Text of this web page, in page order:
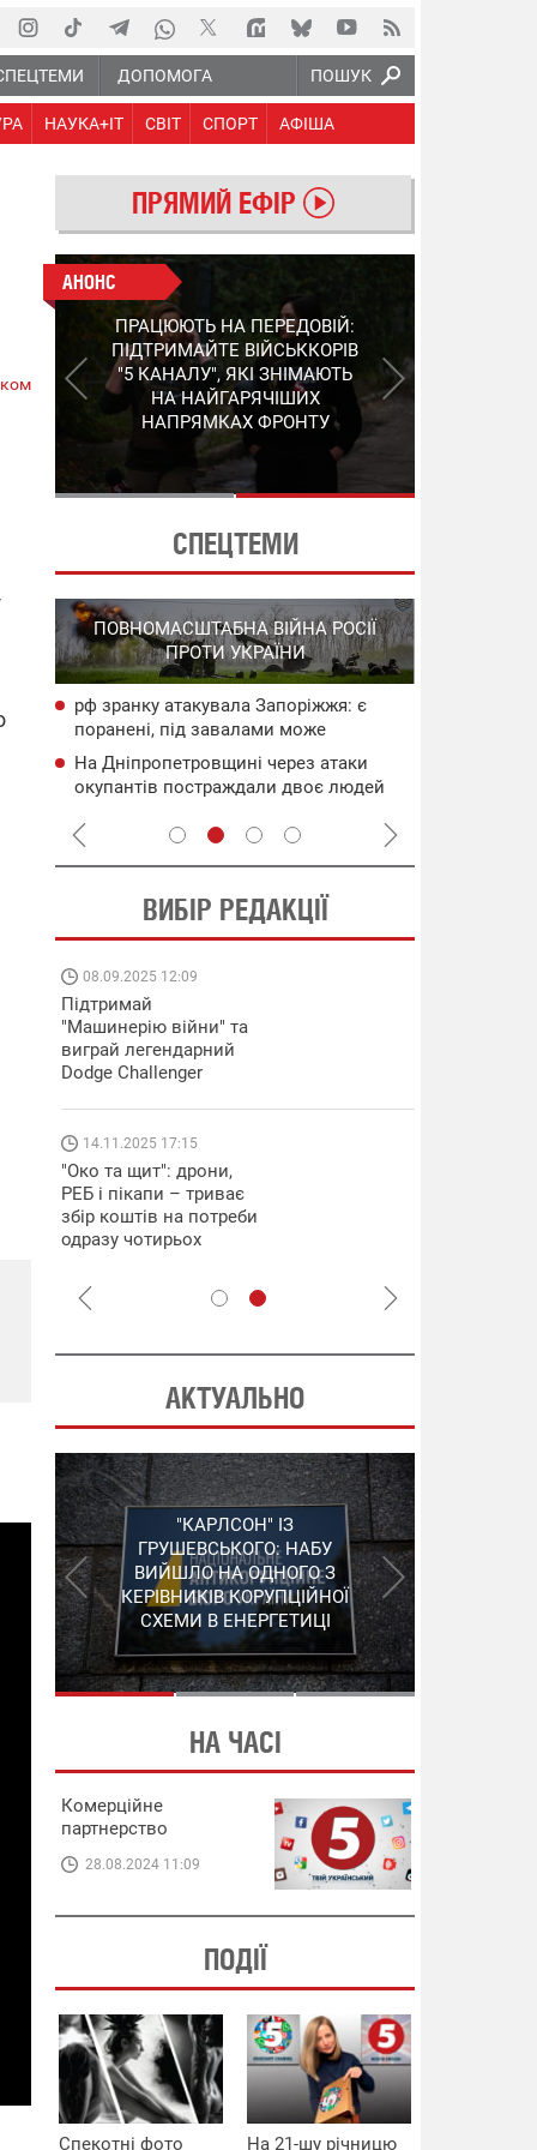
ПОШУК
ДОПОМОГА
НАУКА+IT СВІТ СПОРТ АФІША
ПРЯМИЙ ЕФІР
АНОНС
КІНЕЦЬ ВОРОЖИМ
"МОЛНІЯМ" ТА FPV: ЯК
УКРАЇНСЬКИЙ STEP-3
ЗМІНЮЄ ПРАВИЛА ГРИ –
ПОДРОБИЦІ ПРО
ПЕРЕХОПЛЮВАЧ
АНОНС
ПРАЦЮЮТЬ НА ПЕРЕДОВІЙ:
ПІДТРИМАЙТЕ ВІЙСЬККОРІВ
"5 КАНАЛУ", ЯКІ ЗНІМАЮТЬ
НА НАЙГАРЯЧІШИХ
НАПРЯМКАХ ФРОНТУ
СПЕЦТЕМИ
ПОВНОМАСШТАБНА ВІЙНА РОСІЇ
ПРОТИ УКРАЇНИ
рф зранку атакувала Запоріжжя: є
поранені, під завалами може
перебувати людина
На Дніпропетровщині через атаки
окупантів постраждали двоє людей
ВИБІР РЕДАКЦІЇ
08.09.2025 12:09
Підтримай
"Машинерію війни" та
виграй легендарний
Dodge Challenger
14.11.2025 17:15
"Око та щит": дрони,
РЕБ і пікапи – триває
збір коштів на потреби
одразу чотирьох
АКТУАЛЬНО
"КАРЛСОН" ІЗ
ГРУШЕВСЬКОГО: НАБУ
ВИЙШЛО НА ОДНОГО З
КЕРІВНИКІВ КОРУПЦІЙНОЇ
СХЕМИ В ЕНЕРГЕТИЦІ
СЕРГІЙ ПУШКАР,
ЗГАДАНИЙ У "ПЛІВКАХ
МІНДІЧА", ЗАЛИШИВ
УКРАЇНУ
"ШЛАГБАУМ" НА
ДЕРЖКОНТРАКТАХ: НАБУ
РОЗКРИЛО ЗЛОЧИННУ
ОРГАНІЗАЦІЮ В
ЕНЕРГЕТИЦІ
НА ЧАСІ
Комерційне
партнерство
28.08.2024 11:09
ПОДІЇ
Спекотні фото
На 21-шу річницю